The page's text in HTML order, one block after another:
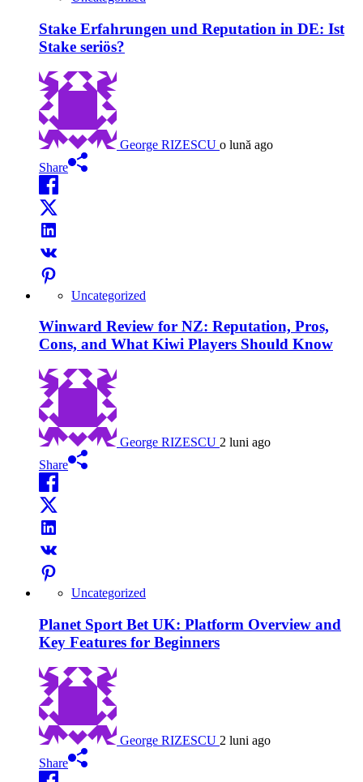
Stake Erfahrungen und Reputation in DE: Ist
Stake seriös?
George RIZESCU o lună ago
Share
Uncategorized
Winward Review for NZ: Reputation, Pros,
Cons, and What Kiwi Players Should Know
George RIZESCU 2 luni ago
Share
Uncategorized
Planet Sport Bet UK: Platform Overview and
Key Features for Beginners
George RIZESCU 2 luni ago
Share